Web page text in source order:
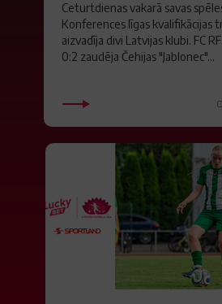
Ceturtdienas vakarā savas
Konferences līgas kvalifikācijas
aizvadīja divi Latvijas klubi. FC
0:2 zaudēja Čehijas "Jablonec"...